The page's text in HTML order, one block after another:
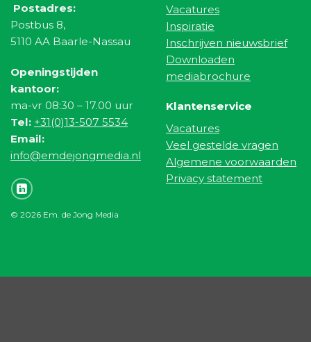
Postadres:
Postbus 8,
5110 AA Baarle-Nassau
Openingstijden
kantoor:
ma-vr 08:30 – 17.00 uur
Tel: +31(0)13-507 5534
Email:
info@emdejongmedia.nl
© 2026 Em. de Jong Media
Vacatures
Inspiratie
Inschrijven nieuwsbrief
Downloaden
mediabrochure
Klantenservice
Vacatures
Veel gestelde vragen
Algemene voorwaarden
Privacy statement